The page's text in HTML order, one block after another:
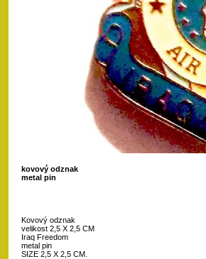
kovový odznak
metal pin
Kovový odznak
velikost 2,5 X 2,5 CM
Iraq Freedom
metal pin
SIZE 2,5 X 2,5 CM.